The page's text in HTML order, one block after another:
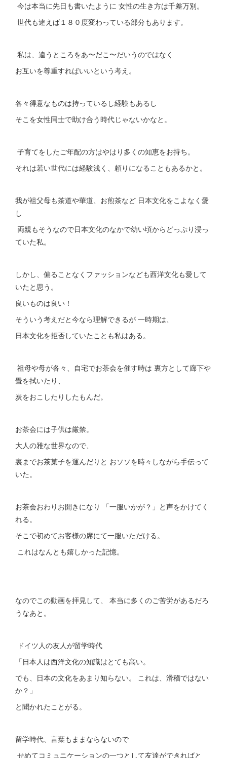
今は本当に先日も書いたように 女性の生き方は千差万別。
世代も違えば１８０度変わっている部分もあります。
私は、違うところをあ〜だこ〜だいうのではなく
お互いを尊重すればいいという考え。
各々得意なものは持っているし経験もあるし
そこを女性同士で助け合う時代じゃないかなと。
子育てをしたご年配の方はやはり多くの知恵をお持ち。
それは若い世代には経験浅く、頼りになることもあるかと。
我が祖父母も茶道や華道、お煎茶など 日本文化をこよなく愛
し
両親もそうなので日本文化のなかで幼い頃からどっぷり浸っ
ていた私。
しかし、偏ることなくファッションなども西洋文化も愛して
いたと思う。
良いものは良い！
そういう考えだと今なら理解できるが 一時期は、
日本文化を拒否していたことも私はある。
祖母や母が各々、自宅でお茶会を催す時は 裏方として廊下や
畳を拭いたり、
炭をおこしたりしたもんだ。
お茶会には子供は厳禁。
大人の雅な世界なので、
裏までお茶菓子を運んだりと おソソを時々しながら手伝って
いた。
お茶会おわりお開きになり 「一服いかが？」と声をかけてく
れる。
そこで初めてお客様の席にて一服いただける。
これはなんとも嬉しかった記憶。
なのでこの動画を拝見して、 本当に多くのご苦労があるだろ
うなあと。
ドイツ人の友人が留学時代
「日本人は西洋文化の知識はとても高い。
でも、日本の文化をあまり知らない。 これは、滑稽ではない
か？」
と聞かれたことがる。
留学時代、言葉もままならないので
せめてコミュニケーションの一つとして友達ができればと